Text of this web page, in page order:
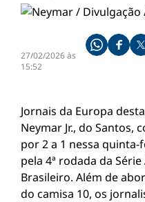
27/02/2026 às
15:52
Jornais da Europa
Neymar Jr., do Santos,
por 2 a 1 nessa
pela 4ª rodada da
Brasileiro. Além de
do camisa 10, os